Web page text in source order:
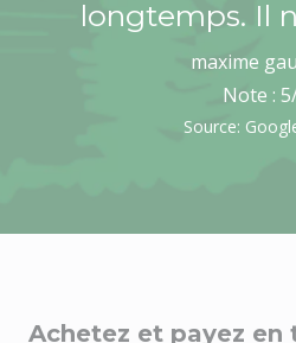
longtemps. Il
maxime
Note : 5
Source:
Achetez et payez en